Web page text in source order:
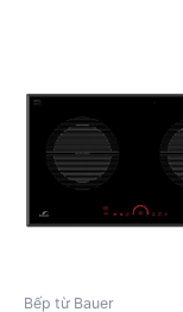
Bếp từ Bauer